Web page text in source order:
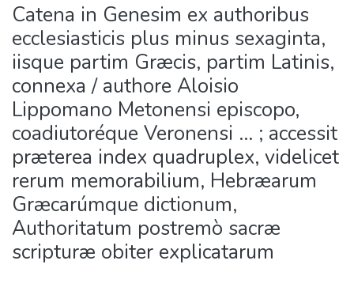
All of DSpace
Statistics
Catena in Genesim ex authoribus
ecclesiasticis plus minus sexaginta,
iisque partim Græcis, partim Latinis,
connexa / authore Aloisio
Lippomano Metonensi episcopo,
coadiutoréque Veronensi ... ; accessit
præterea index quadruplex, videlicet
rerum memorabilium, Hebræarum
Græcarúmque dictionum,
Authoritatum postremò sacræ
scripturæ obiter explicatarum